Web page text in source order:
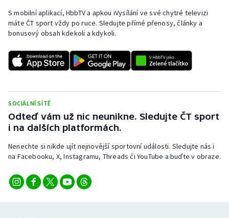
S mobilní aplikací, HbbTV a apkou iVysílání ve své chytré televizi
máte ČT sport vždy po ruce. Sledujte přímé přenosy, články a
bonusový obsah kdekoli a kdykoli.
SOCIÁLNÍ SÍTĚ
Odteď vám už nic neunikne. Sledujte ČT sport
i na dalších platformách.
Nenechte si nikde ujít nejnovější sportovní události. Sledujte nás i
na Facebooku, X, Instagramu, Threads či YouTube a buďte v obraze.